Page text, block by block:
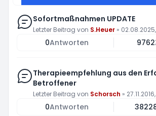
Sofortmaßnahmen UPDATE
Letzter Beitrag von S.Heuer »
0Antworten 9762
Therapieempfehlung aus den
Betroffener
Letzter Beitrag von Schorsch »
0Antworten